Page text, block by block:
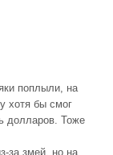
поплыли, на
хотя бы смог
долларов. Тоже
за змей, но на